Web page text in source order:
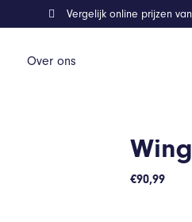
Over ons
Vergelijk online prijzen
€90,99